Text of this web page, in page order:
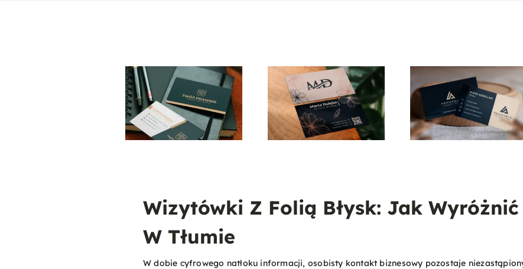
Wizytówki Z Folią Błysk: Jak
W Tłumie
W dobie cyfrowego natłoku informacji, osobisty kontakt biznesowy pozostaje